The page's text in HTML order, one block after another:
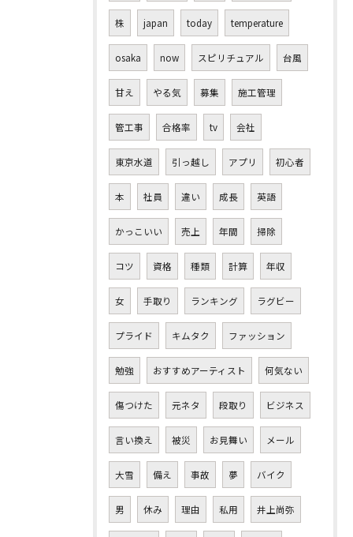
株 japan today temperature
osaka now スピリチュアル 台風
甘え やる気 募集 施工管理
管工事 合格率 tv 会社
東京水道 引っ越し アプリ 初心者
本 社員 違い 成長 英語
かっこいい 売上 年間 掃除
コツ 資格 種類 計算 年収
女 手取り ランキング ラグビー
プライド キムタク ファッション
勉強 おすすめアーティスト 何気ない
傷つけた 元ネタ 段取り ビジネス
言い換え 被災 お見舞い メール
大雪 備え 事故 夢 バイク
男 休み 理由 私用 井上尚弥